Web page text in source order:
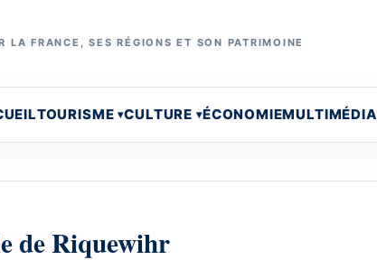
LA FRANCE, SES RÉGIONS ET SON PATRIMOINE
TOURISME CULTURE ÉCONOMIEMULTIMÉDIA
de Riquewihr